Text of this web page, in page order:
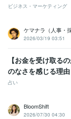
ビジネス・マーケティング
ケマナラ（人事・
2026/03/19 03:51
【お金を受け取る
のなさを感じる理
占い
BloomShift
2026/07/30 04:30